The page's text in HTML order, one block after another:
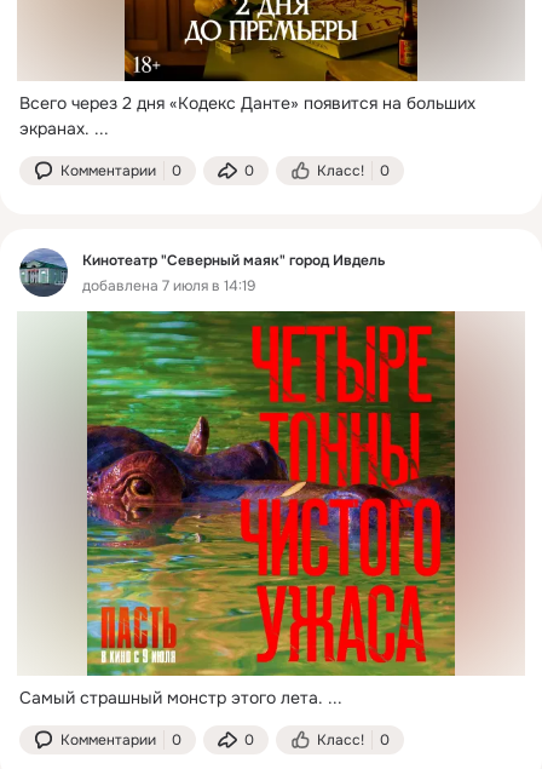
Всего через 2 дня «Кодекс Данте» появится на больших
экранах. ...
Комментарии 0 0 Класс! 0
Кинотеатр "Северный маяк" город Ивдель
добавлена 7 июля в 14:19
Самый страшный монстр этого лета. ...
Комментарии 0 0 Класс! 0